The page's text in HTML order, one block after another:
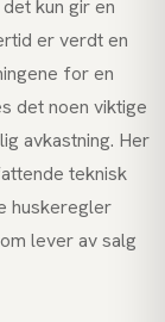
kun gir en
er verdt en
for en
det noen viktige
avkastning. Her
teknisk
huskeregler
lever av salg